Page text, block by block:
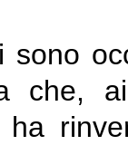
sono
che,
ha